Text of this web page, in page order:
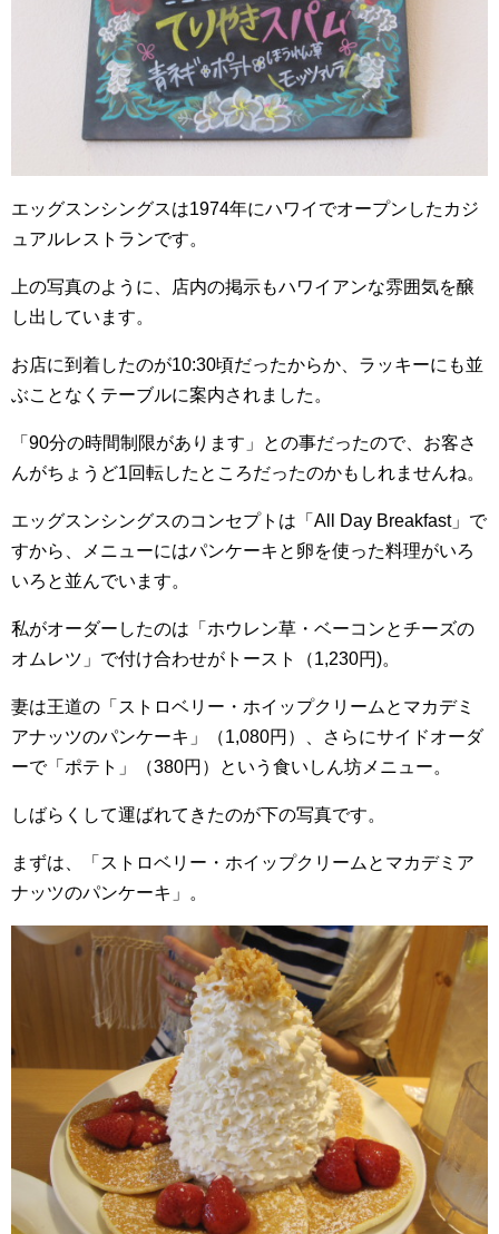
エッグスンシングスは1974年にハワイでオープンしたカジ
ュアルレストランです。
上の写真のように、店内の掲示もハワイアンな雰囲気を醸
し出しています。
お店に到着したのが10:30頃だったからか、ラッキーにも並
ぶことなくテーブルに案内されました。
「90分の時間制限があります」との事だったので、お客さ
んがちょうど1回転したところだったのかもしれませんね。
エッグスンシングスのコンセプトは「All Day Breakfast」で
すから、メニューにはパンケーキと卵を使った料理がいろ
いろと並んでいます。
私がオーダーしたのは「ホウレン草・ベーコンとチーズの
オムレツ」で付け合わせがトースト（1,230円)。
妻は王道の「ストロベリー・ホイップクリームとマカデミ
アナッツのパンケーキ」（1,080円）、さらにサイドオーダ
ーで「ポテト」（380円）という食いしん坊メニュー。
しばらくして運ばれてきたのが下の写真です。
まずは、「ストロベリー・ホイップクリームとマカデミア
ナッツのパンケーキ」。